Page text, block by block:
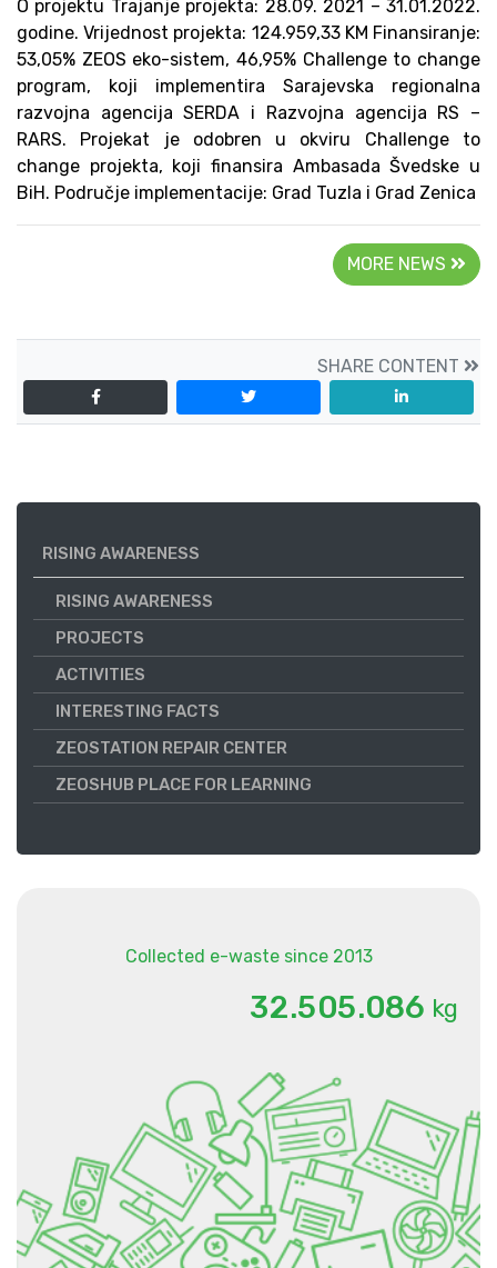
O projektu Trajanje projekta: 28.09. 2021 – 31.01.2022.
godine. Vrijednost projekta: 124.959,33 KM Finansiranje:
53,05% ZEOS eko-sistem, 46,95% Challenge to change
program, koji implementira Sarajevska regionalna
razvojna agencija SERDA i Razvojna agencija RS –
RARS. Projekat je odobren u okviru Challenge to
change projekta, koji finansira Ambasada Švedske u
BiH. Područje implementacije: Grad Tuzla i Grad Zenica
MORE NEWS
SHARE CONTENT
RISING AWARENESS
RISING AWARENESS
PROJECTS
ACTIVITIES
INTERESTING FACTS
ZEOSTATION REPAIR CENTER
ZEOSHUB PLACE FOR LEARNING
Collected e-waste since 2013
32.505.086 kg